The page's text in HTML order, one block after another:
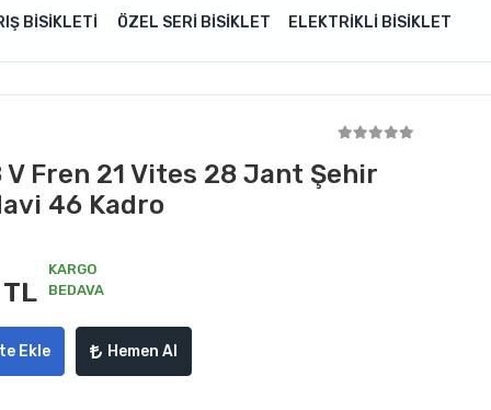
BISIKLETI ÖZEL SERI BISIKLET ELEKTRIKLI BISIKLET
Fren 21 Vites 28 Jant Şehir
46 Kadro
KARGO
BEDAVA
Ekle Hemen Al